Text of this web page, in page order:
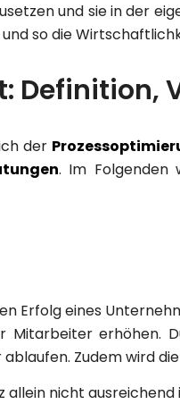
und sie in der
so die
Definition,
der
. Im Folgenden
Erfolg eines
erhöhen.
Zudem wird die
allein nicht